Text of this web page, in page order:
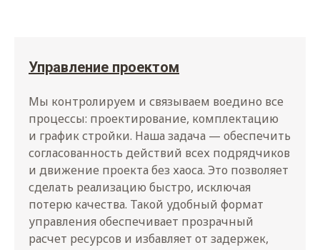
Управление проектом
Мы контролируем и связываем воедино все
процессы: проектирование, комплектацию
и график стройки. Наша задача — обеспечить
согласованность действий всех подрядчиков
и движение проекта без хаоса. Это позволяет
сделать реализацию быстро, исключая
потерю качества. Такой удобный формат
управления обеспечивает прозрачный
расчет ресурсов и избавляет от задержек,